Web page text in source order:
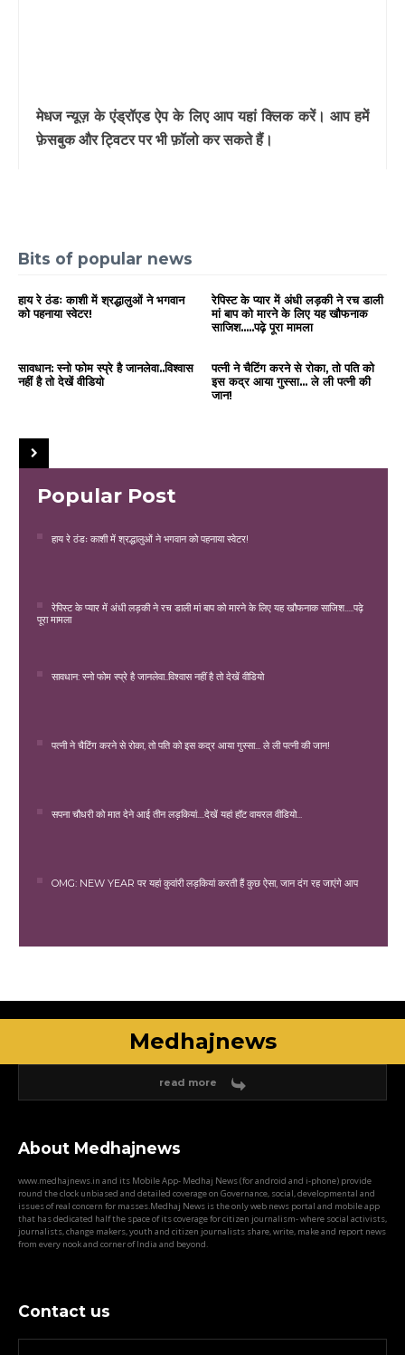
मेधज न्यूज़ के एंड्रॉएड ऐप के लिए आप यहां क्लिक करें। आप हमें
फ़ेसबुक और ट्विटर पर भी फ़ॉलो कर सकते हैं।
Bits of popular news
हाय रे ठंडः काशी में श्रद्धालुओं ने भगवान
को पहनाया स्वेटर!
रेपिस्ट के प्यार में अंधी लड़की ने रच डाली
मां बाप को मारने के लिए यह खौफनाक
साजिश.....पढ़े पूरा मामला
सावधान: स्नो फोम स्प्रे है जानलेवा..विश्वास
नहीं है तो देखें वीडियो
पत्नी ने चैटिंग करने से रोका, तो पति को
इस कद्र आया गुस्सा... ले ली पत्नी की
जान!
Popular Post
हाय रे ठंडः काशी में श्रद्धालुओं ने भगवान को पहनाया स्वेटर!
रेपिस्ट के प्यार में अंधी लड़की ने रच डाली मां बाप को मारने के लिए यह खौफनाक साजिश.....पढ़े
पूरा मामला
सावधान: स्नो फोम स्प्रे है जानलेवा..विश्वास नहीं है तो देखें वीडियो
पत्नी ने चैटिंग करने से रोका, तो पति को इस कद्र आया गुस्सा... ले ली पत्नी की जान!
सपना चौधरी को मात देने आई तीन लड़कियां....देखें यहां हॉट वायरल वीडियो...
OMG: NEW YEAR पर यहां कुवांरी लड़कियां करती हैं कुछ ऐसा, जान दंग रह जाएंगे आप
Medhajnews
read more
About Medhajnews
www.medhajnews.in and its Mobile App- Medhaj News (for android and i-phone) provide
round the clock unbiased and detailed coverage on Governance, social, developmental and
issues of real concern for masses.Medhaj News is the only web news portal and mobile app
that has dedicated half the space of its coverage for citizen journalism- where social activists,
journalists, change makers, youth and citizen journalists share, write, make and report news
from every nook and corner of India and beyond.
Contact us